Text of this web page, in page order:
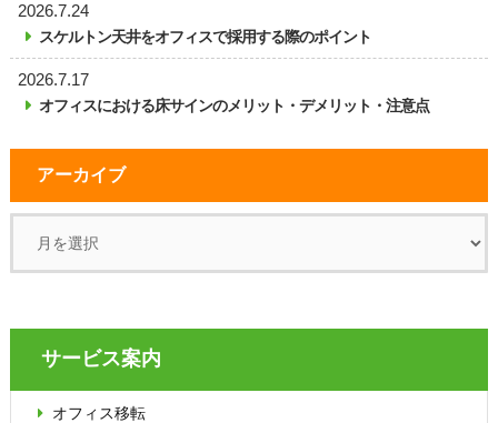
2026.7.24
スケルトン天井をオフィスで採用する際のポイント
2026.7.17
オフィスにおける床サインのメリット・デメリット・注意点
アーカイブ
サービス案内
オフィス移転